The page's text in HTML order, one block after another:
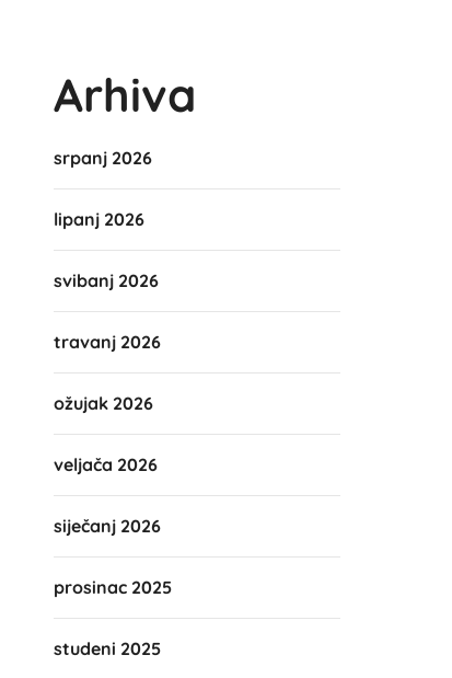
Arhiva
srpanj 2026
lipanj 2026
svibanj 2026
travanj 2026
ožujak 2026
veljača 2026
siječanj 2026
prosinac 2025
studeni 2025